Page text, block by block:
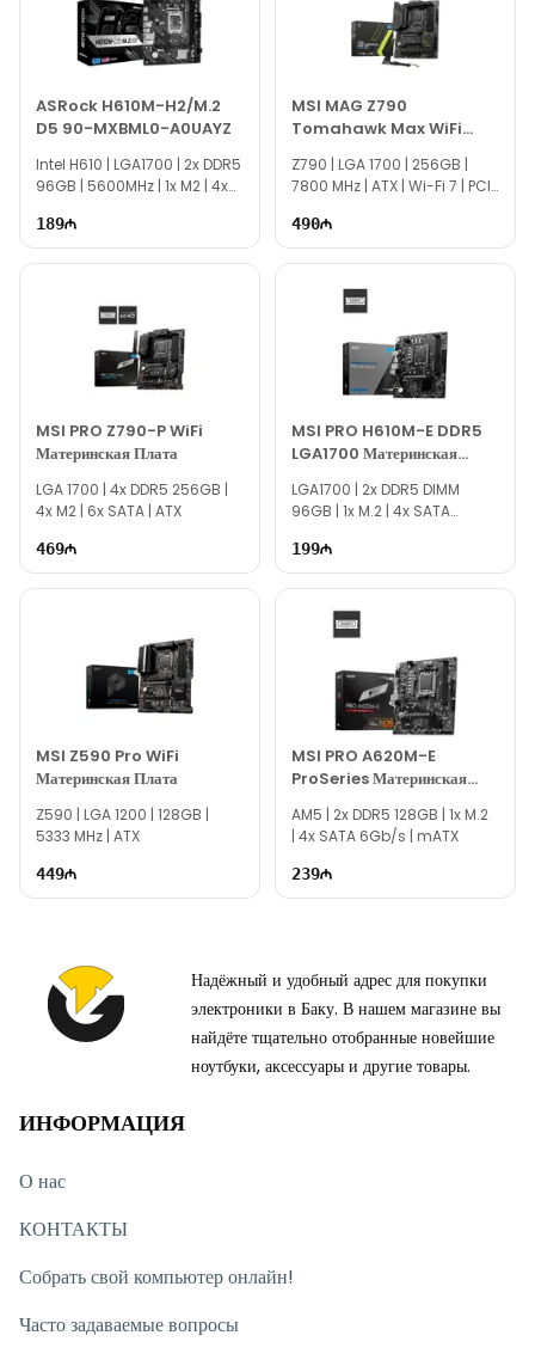
предоставляет клиентам быстрый и качественный сервис
на месте.
В Texno Gallery работают опытные IT-специалисты,
предлагающие услуги по сборке, диагностике и ремонту
компьютеров.
Материнскую плату GIGABYTE B760M GAMING WIFI
PLUS DDR5 вы можете приобрести в Баку по выгодной цене
за НАЛИЧНЫЕ, ПЕРЕВОДОМ, а также в КРЕДИТ.
Наш адрес находится в 150 метрах от ТЦ 28 Mall.
По вопросам материнских плат GIGABYTE Gaming и
других компьютерных комплектующих вы можете
связаться с нами через сайт.
Если вам нужна помощь в выборе, наши специалисты
Благодарим вас за интерес к Texno Gallery!
ASRock H610M-H2/M.2
D5 90-MXBML0-A0UAYZ
Intel H610 | LGA1700 | 2x DDR5
96GB | 5600MHz | 1x M2 | 4x
189
MSI MAG Z790
Tomahawk Max WiFi
DDR5 Материнская Плата
Z790 | LGA 1700​ | 256GB |
7800 MHz | ATX | Wi-Fi 7 | PCIe
490
MSI PRO Z790-P WiFi
Материнская Плата
LGA 1700​ | 4x DDR5 256GB |
4x M2 | 6x SATA | ATX
469
MSI PRO H610M-E DDR5
LGA1700 Материнская
LGA1700 | 2x DDR5 DIMM
96GB | 1x M.2 | 4x SATA
199
MSI Z590 Pro WiFi
Материнская Плата
Z590 | LGA 1200​ | 128GB |
5333 MHz | ATX
449
MSI PRO A620M-E
ProSeries Материнская
Плата
AM5 | 2x DDR5 128GB | 1x M.2
| 4x SATA 6Gb/s | mATX
239
Надёжный и удобный адрес для покупки
электроники в Баку. В нашем магазине вы
найдёте тщательно отобранные новейшие
ноутбуки, аксессуары и другие товары.
ИНФОРМАЦИЯ
О нас
КОНТАКТЫ
Собрать свой компьютер онлайн!
Часто задаваемые вопросы